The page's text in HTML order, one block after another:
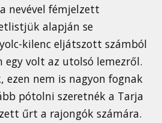
nevével fémjelzett
alapján se
kilenc eljátszott számból
egy volt az utolsó lemezről.
nem is nagyon fognak
pótolni szeretnék a Tarja
űrt a rajongók számára.